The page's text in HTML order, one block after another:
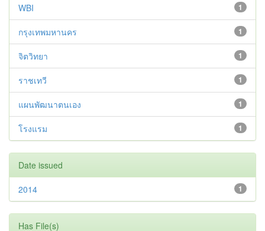
1
WBI
1
กรุงเทพมหานคร
1
จิตวิทยา
1
ราชเทวี
1
แผนพัฒนาตนเอง
1
โรงแรม
Date issued
1
2014
Has File(s)